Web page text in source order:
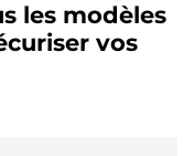
les modèles
vos